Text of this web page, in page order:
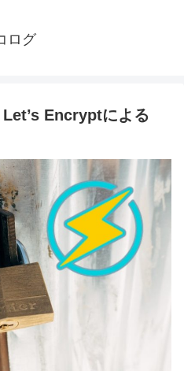
ログ
Encryptによる